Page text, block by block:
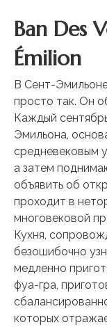
Ban Des
Émilion
В Сент-
просто так. Он
Каждый
Эмильона,
средневековым
а затем
объявить об
проходит в
многовековой
Кухня,
безошибочно
медленно
фуа-гра,
которых